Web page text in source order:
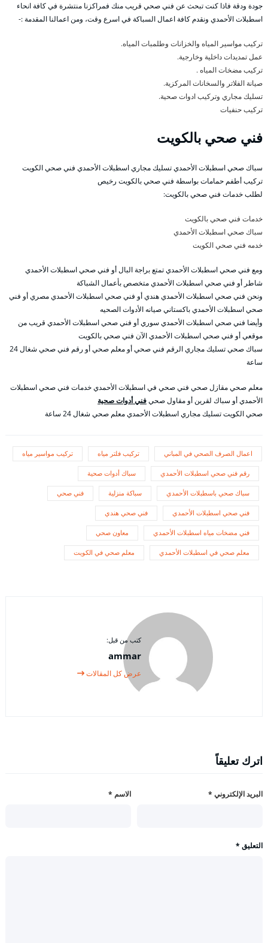
جودة ودقة فاذا كنت تبحث عن فني صحي قريب منك فمراكزنا منتشرة في كافة انحاء
اسطبلات الأحمدي ونقدم كافة اعمال السباكة في اسرع وقت، ومن اعمالنا المقدمة :-
تركيب مواسير المياه والخزانات وطلمبات المياه.
عمل تمديدات داخلية وخارجية.
تركيب مضخات المياه .
صيانة الفلاتر والسخانات المركزية.
تسليك مجاري وتركيب ادوات صحية.
تركيب حنفيات
فني صحي بالكويت
سباك صحي اسطبلات الأحمدي تسليك مجاري اسطبلات الأحمدي فني صحي الكويت
تركيب أطفم حمامات بواسطة فني صحي بالكويت رخيص
لطلب خدمات فني صحي بالكويت:
خدمات فني صحي بالكويت
سباك صحي اسطبلات الأحمدي
خدمه فني صحي الكويت
ومع فني صحي اسطبلات الأحمدي تمتع براجة البال أو فني صحي اسطبلات الأحمدي
شاطر أو فني صحي اسطبلات الأحمدي متخصص بأعمال الشباكة
ونحن فني صحي اسطبلات الأحمدي هندي أو فني صحي اسطبلات الأحمدي مصري أو فني
صحي اسطبلات الأحمدي باكستاني صيانه الأدوات الصحيه
وأيضا فني صحي اسطبلات الأحمدي سوري أو فني صحي اسطبلات الأحمدي قريب من
موقعي أو فني صحي اسطبلات الأحمدي الآن فني صحي بالكويت
سباك صحي تسليك مجاري الرقم فني صحي أو معلم صحي أو رقم فني صحي شغال 24
ساعة
معلم صحي مقازل صحي فني صحي في اسطبلات الأحمدي خدمات فني صحي اسطبلات
الأحمدي أو سباك لقرين أو مقاول صحيفني أدوات صحية
صحي الكويت تسليك مجاري اسطبلات الأحمدي معلم صحي شغال 24 ساعة
اعمال الصرف الصحي في المباني تركيب فلتر مياه تركيب مواسير مياه
رقم فني صحي اسطبلات الأحمدي سباك أدوات صحية
سباك صحي باسطبلات الأحمدي سباكة منزلية فني صحي
فني صحي اسطبلات الأحمدي فني صحي هندي
فني مضخات مياه اسطبلات الأحمدي معاون صحي
معلم صحي في اسطبلات الأحمدي معلم صحي في الكويت
كتب من قبل:
ammar
عرض كل المقالات
اترك تعليقاً
الاسم * البريد الإلكتروني *
التعليق *